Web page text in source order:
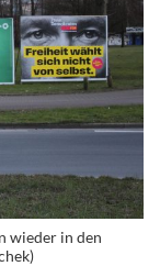
wieder in den